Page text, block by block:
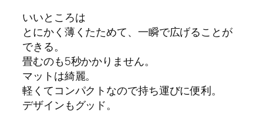
いいところは
とにかく薄くたためて、一瞬で広げることが
できる。
畳むのも5秒かかりません。
マットは綺麗。
軽くてコンパクトなので持ち運びに便利。
デザインもグッド。